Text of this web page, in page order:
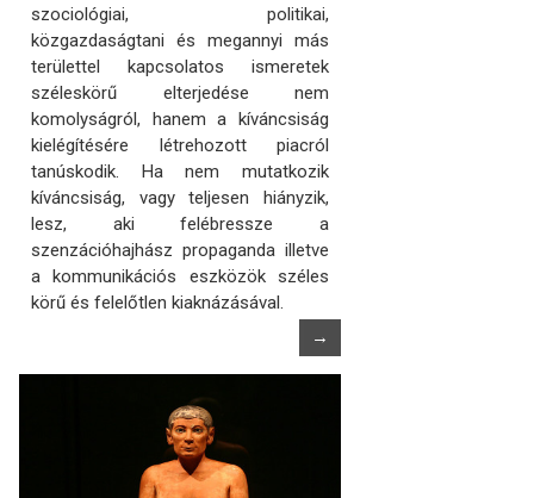
szociológiai, politikai,
közgazdaságtani és megannyi más
területtel kapcsolatos ismeretek
széleskörű elterjedése nem
komolyságról, hanem a kíváncsiság
kielégítésére létrehozott piacról
tanúskodik. Ha nem mutatkozik
kíváncsiság, vagy teljesen hiányzik,
lesz, aki felébressze a
szenzációhajhász propaganda illetve
a kommunikációs eszközök széles
körű és felelőtlen kiaknázásával.
→